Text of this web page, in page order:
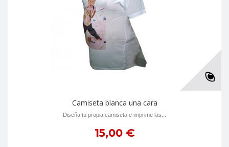
Camiseta blanca una cara
Diseña tu propia camiseta e imprime las...
15,00 €